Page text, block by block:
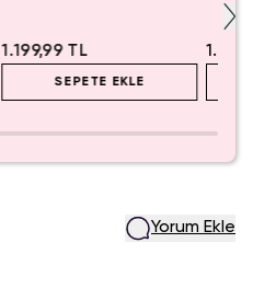
1.199,99 TL
SEPETE EKLE
Yorum Ekle